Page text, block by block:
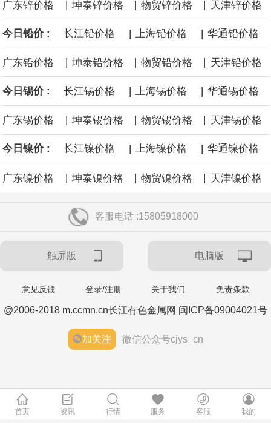
伦敦金属交易所(LME)：锡库存减少100吨。
8月10日消息，在岸人民币兑美元收盘报6.7442，较上一交易日上
涨59点。
欧元区8月Sentix投资者信心指数 0.9，预期-0.5，前值-3.1。
广东锌价格 | 坤泰锌价格 | 物贸锌价格 | 天津锌价格
今日铅价 : 长江铅价格 | 上海铅价格 | 华通铅价格
广东铅价格 坤泰铅价格 物贸铅价格 天津铅价格
今日锡价 : 长江锡价格 | 上海锡价格 | 华通锡价格
广东锡价格 坤泰锡价格 物贸锡价格 天津锡价格
今日镍价 : 长江镍价格 | 上海镍价格 | 华通镍价格
广东镍价格 | 坤泰镍价格 | 物贸镍价格 | 天津镍价格
客服电话 :15805918000
触屏版 电脑版
意见反馈 登录/注册 关于我们 免责条款
@2006-2018 m.ccmn.cn长江有色金属网 闽ICP备09004021号
加关注 微信公众号cjys_cn
首页 资讯 行情 服务 客服 我的